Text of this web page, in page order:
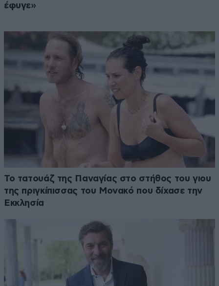
έφυγε»
Το τατουάζ της Παναγίας στο στήθος του γιου
της πριγκίπισσας του Μονακό που δίχασε την
Εκκλησία